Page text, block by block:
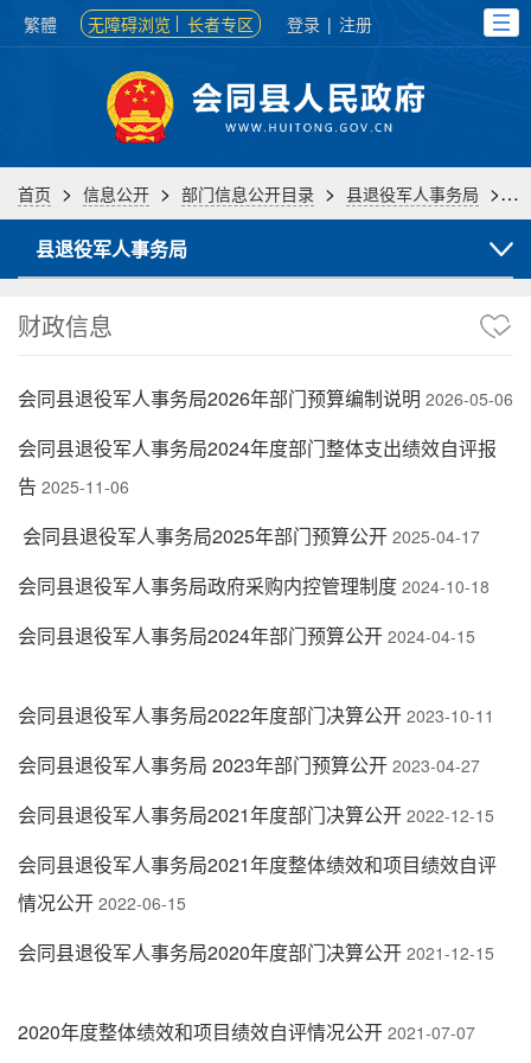
繁體 无障碍浏览 长者专区 登录 | 注册
首页 > 信息公开 > 部门信息公开目录 > 县退役军人事务局 >
县退役军人事务局
财政信息
会同县退役军人事务局2026年部门预算编制说明 2026-05-06
会同县退役军人事务局2024年度部门整体支出绩效自评报
告 2025-11-06
会同县退役军人事务局2025年部门预算公开 2025-04-17
会同县退役军人事务局政府采购内控管理制度 2024-10-18
会同县退役军人事务局2024年部门预算公开 2024-04-15
会同县退役军人事务局2022年度部门决算公开 2023-10-11
会同县退役军人事务局 2023年部门预算公开 2023-04-27
会同县退役军人事务局2021年度部门决算公开 2022-12-15
会同县退役军人事务局2021年度整体绩效和项目绩效自评
情况公开 2022-06-15
会同县退役军人事务局2020年度部门决算公开 2021-12-15
2020年度整体绩效和项目绩效自评情况公开 2021-07-07